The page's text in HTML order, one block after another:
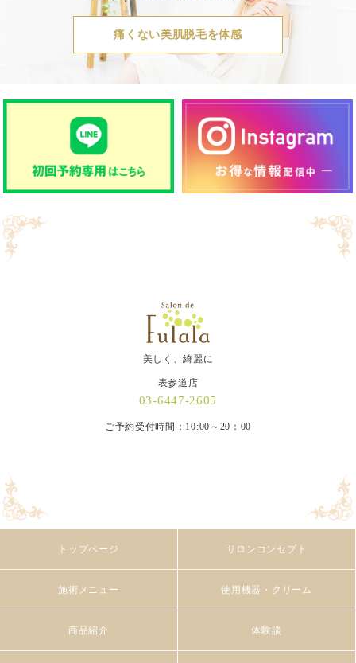
痛くない美肌脱毛を体感
美しく、綺麗に
表参道店
03-6447-2605
ご予約受付時間：10:00～20：00
トップページ サロンコンセプト
施術メニュー 使用機器・クリーム
商品紹介 体験談